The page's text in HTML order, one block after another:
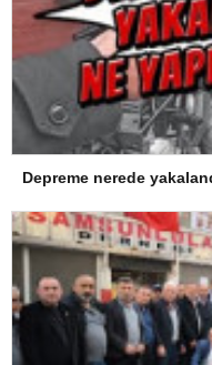
Depreme nerede